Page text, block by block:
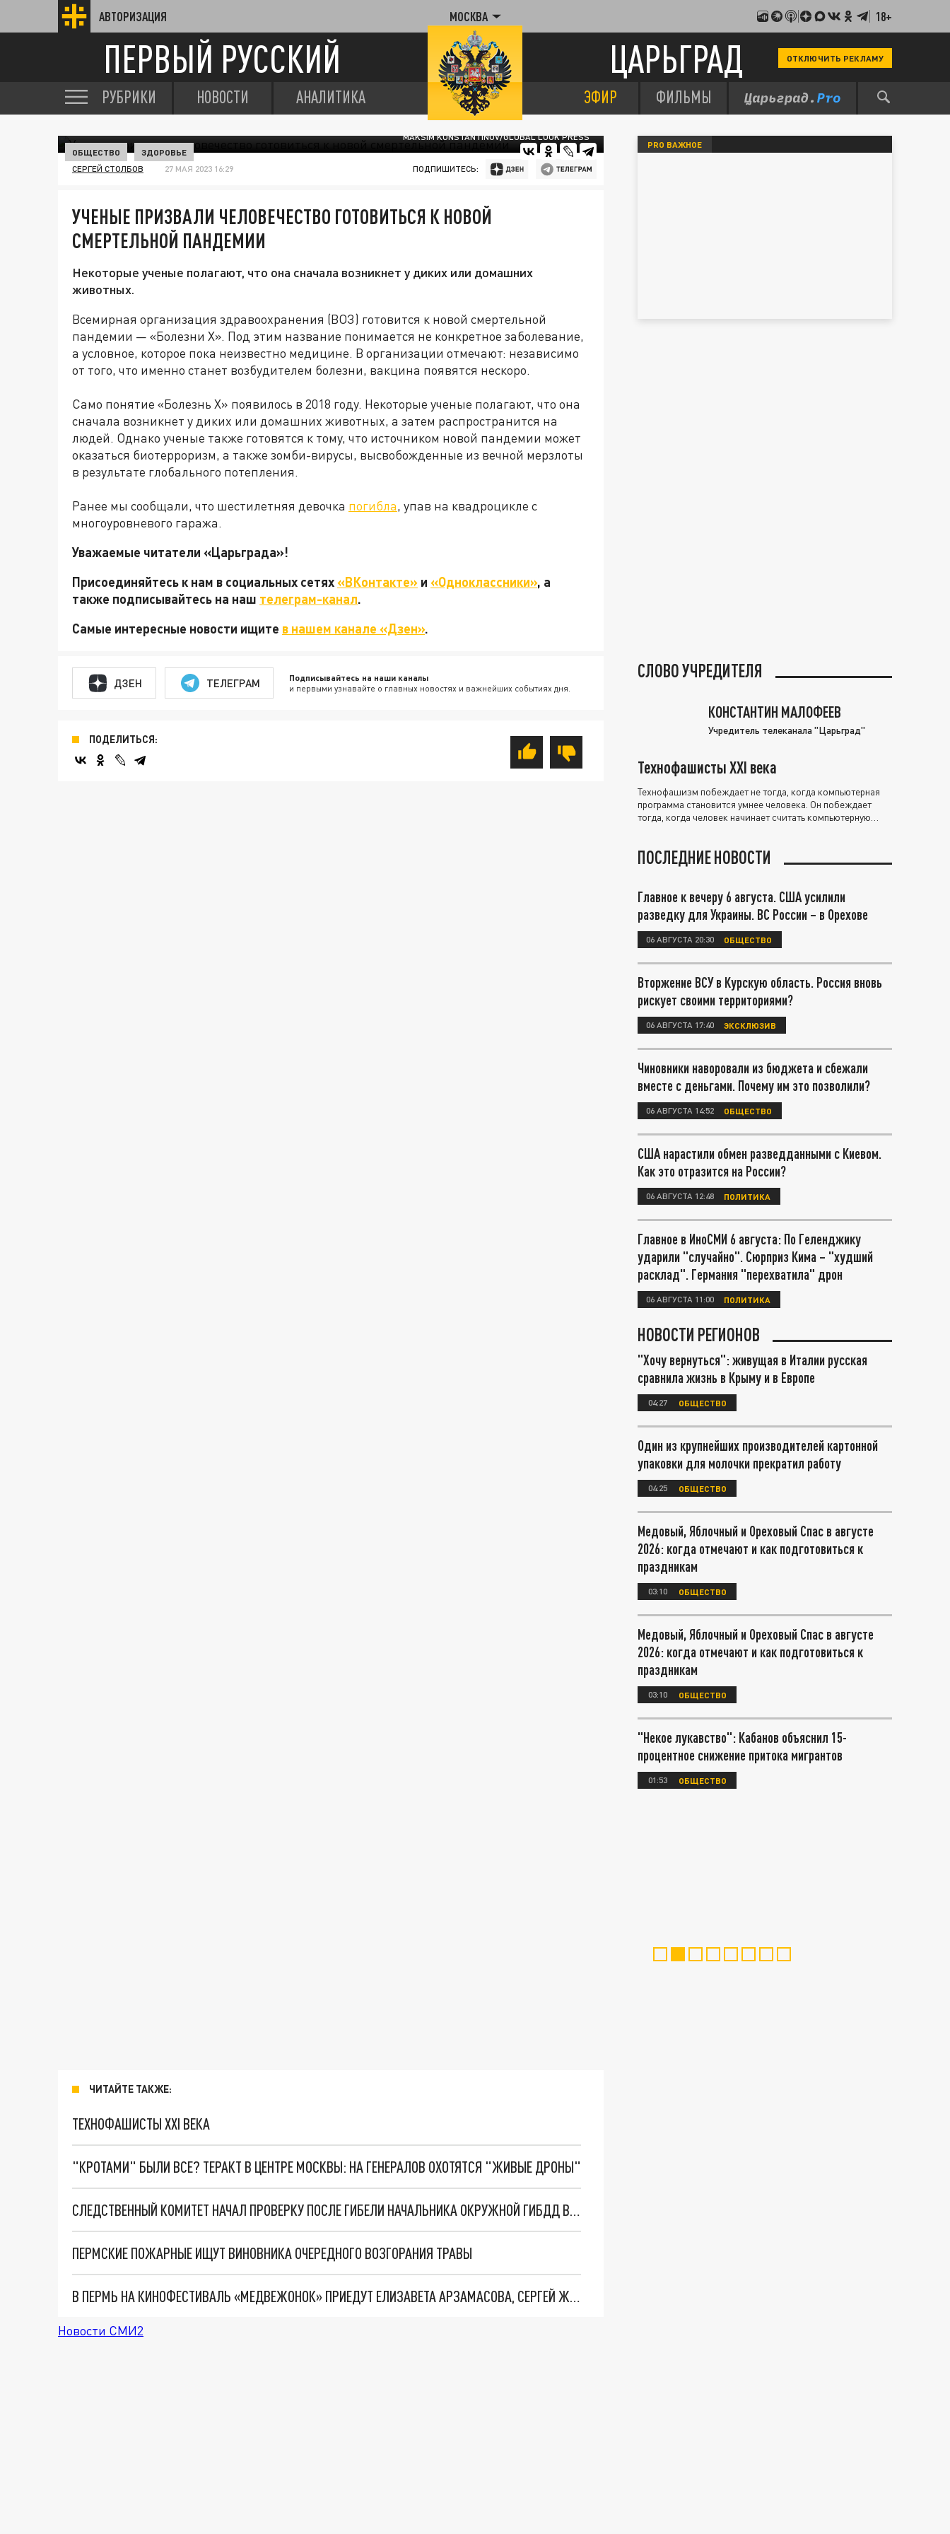
АВТОРИЗАЦИЯ МОСКВА 18+
ПЕРВЫЙ РУССКИЙ ЦАРЬГРАД ОТКЛЮЧИТЬ РЕКЛАМУ
РУБРИКИ НОВОСТИ АНАЛИТИКА ЭФИР ФИЛЬМЫ
MAKSIM KONSTANTINOV/GLOBAL LOOK PRESS
ОБЩЕСТВО ЗДОРОВЬЕ
СЕРГЕЙ СТОЛБОВ 27 МАЯ 2023 16:29 ПОДПИШИТЕСЬ:
УЧЕНЫЕ ПРИЗВАЛИ ЧЕЛОВЕЧЕСТВО ГОТОВИТЬСЯ К НОВОЙ
СМЕРТЕЛЬНОЙ ПАНДЕМИИ
Некоторые ученые полагают, что она сначала возникнет у диких или домашних
животных.
Всемирная организация здравоохранения (ВОЗ) готовится к новой смертельной
пандемии — «Болезни X». Под этим название понимается не конкретное заболевание,
а условное, которое пока неизвестно медицине. В организации отмечают: независимо
от того, что именно станет возбудителем болезни, вакцина появятся нескоро.
Само понятие «Болезнь X» появилось в 2018 году. Некоторые ученые полагают, что она
сначала возникнет у диких или домашних животных, а затем распространится на
людей. Однако ученые также готовятся к тому, что источником новой пандемии может
оказаться биотерроризм, а также зомби-вирусы, высвобожденные из вечной мерзлоты
в результате глобального потепления.
Ранее мы сообщали, что шестилетняя девочка погибла, упав на квадроцикле с
многоуровневого гаража.
Уважаемые читатели «Царьграда»!
Присоединяйтесь к нам в социальных сетях«ВКонтакте» и «Одноклассники», а
также подписывайтесь на наш телеграм-канал.
Самые интересные новости ищите в нашем канале «Дзен».
ДЗЕН ТЕЛЕГРАМ Подписывайтесь на наши каналы
и первыми узнавайте о главных новостях и важнейших событиях дня.
ПОДЕЛИТЬСЯ:
ЧИТАЙТЕ ТАКЖЕ:
ТЕХНОФАШИСТЫ XXI ВЕКА
"КРОТАМИ" БЫЛИ ВСЕ? ТЕРАКТ В ЦЕНТРЕ МОСКВЫ: НА ГЕНЕРАЛОВ ОХОТЯТСЯ "ЖИВЫЕ ДРОНЫ"
СЛЕДСТВЕННЫЙ КОМИТЕТ НАЧАЛ ПРОВЕРКУ ПОСЛЕ ГИБЕЛИ НАЧАЛЬНИКА ОКРУЖНОЙ ГИБДД В ПРИКАМЬЕ
ПЕРМСКИЕ ПОЖАРНЫЕ ИЩУТ ВИНОВНИКА ОЧЕРЕДНОГО ВОЗГОРАНИЯ ТРАВЫ
В ПЕРМЬ НА КИНОФЕСТИВАЛЬ «МЕДВЕЖОНОК» ПРИЕДУТ ЕЛИЗАВЕТА АРЗАМАСОВА, СЕРГЕЙ ЖИГУНОВ И ДРУГИЕ АКТЕРЫ
Новости СМИ2
PRO ВАЖНОЕ
СЛОВО УЧРЕДИТЕЛЯ
КОНСТАНТИН МАЛОФЕЕВ
Учредитель телеканала "Царьград"
Технофашисты XXI века
Технофашизм побеждает не тогда, когда компьютерная
программа становится умнее человека. Он побеждает
тогда, когда человек начинает считать компьютерную
ПОСЛЕДНИЕ НОВОСТИ
Главное к вечеру 6 августа. США усилили
разведку для Украины. ВС России – в Орехове
06 АВГУСТА 20:30 ОБЩЕСТВО
Вторжение ВСУ в Курскую область. Россия вновь
рискует своими территориями?
06 АВГУСТА 17:40 ЭКСКЛЮЗИВ
Чиновники наворовали из бюджета и сбежали
вместе с деньгами. Почему им это позволили?
06 АВГУСТА 14:52 ОБЩЕСТВО
США нарастили обмен разведданными с Киевом.
Как это отразится на России?
06 АВГУСТА 12:48 ПОЛИТИКА
Главное в ИноСМИ 6 августа: По Геленджику
ударили "случайно". Сюрприз Кима – "худший
расклад". Германия "перехватила" дрон
06 АВГУСТА 11:00 ПОЛИТИКА
НОВОСТИ РЕГИОНОВ
"Хочу вернуться": живущая в Италии русская
сравнила жизнь в Крыму и в Европе
04:27 ОБЩЕСТВО
Один из крупнейших производителей картонной
упаковки для молочки прекратил работу
04:25 ОБЩЕСТВО
Медовый, Яблочный и Ореховый Спас в августе
2026: когда отмечают и как подготовиться к
праздникам
03:10 ОБЩЕСТВО
Медовый, Яблочный и Ореховый Спас в августе
2026: когда отмечают и как подготовиться к
праздникам
03:10 ОБЩЕСТВО
"Некое лукавство": Кабанов объяснил 15-
процентное снижение притока мигрантов
01:53 ОБЩЕСТВО